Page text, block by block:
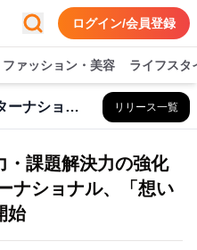
ログイン/会員登録
ファッション・美容 ライフスタ
株式会社アドックインターナショナル リリース一覧
・課題解決力の強化
ショナル、「想い
始